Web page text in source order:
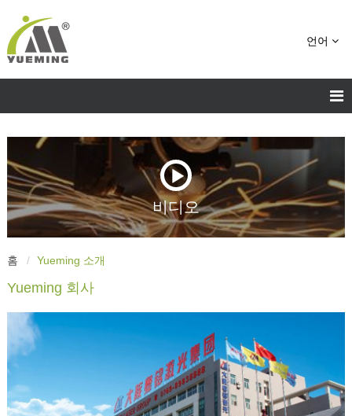
언어
비디오
홈 Yueming 소개
Yueming 회사